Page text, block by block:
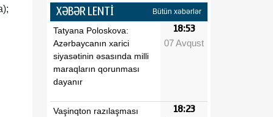
XƏBƏR LENTİ Bütün xəbərlər
Tatyana Poloskova:
Azərbaycanın xarici
siyasətinin əsasında milli
maraqların qorunması
dayanır
18:53
07 Avqust
Vaşinqton razılaşması
18:23